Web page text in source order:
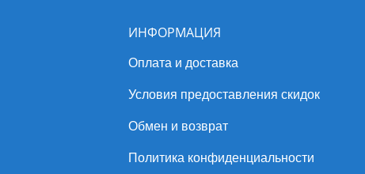
ИНФОРМАЦИЯ
Оплата и доставка
Условия предоставления скидок
Обмен и возврат
Политика конфиденциальности